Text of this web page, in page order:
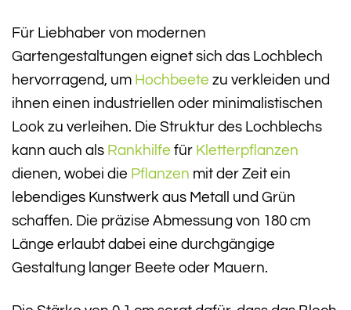
Für Liebhaber von modernen
Gartengestaltungen eignet sich das Lochblech
hervorragend, um Hochbeete zu verkleiden und
ihnen einen industriellen oder minimalistischen
Look zu verleihen. Die Struktur des Lochblechs
kann auch als Rankhilfe für Kletterpflanzen
dienen, wobei die Pflanzen mit der Zeit ein
lebendiges Kunstwerk aus Metall und Grün
schaffen. Die präzise Abmessung von 180 cm
Länge erlaubt dabei eine durchgängige
Gestaltung langer Beete oder Mauern.